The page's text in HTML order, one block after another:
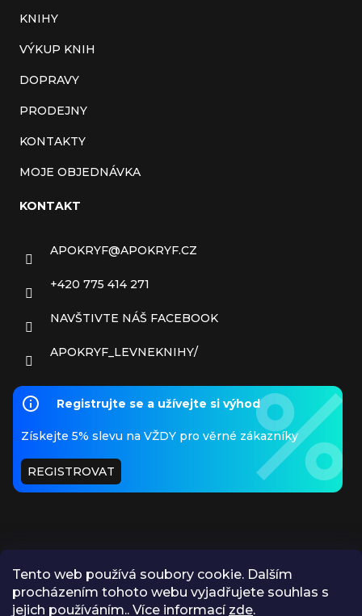
Tento web používá soubory cookie. Dalším
procházením tohoto webu vyjadřujete souhlas s
jejich používáním.. Více informací zde.
KNIHY
VÝKUP KNIH
DOPRAVY
PRODEJNY
KONTAKTY
MOJE OBJEDNÁVKA
KONTAKT
APOKRYF@APOKRYF.CZ
+420 775 414 271
NAVŠTIVTE NÁŠ FACEBOOK
APOKRYF_LEVNEKNIHY/
Registrujte se a užívejte si výhod
Získejte 5% slevu na VŽDY pro věrné zákazníky
REGISTROVAT
PŘIJÍMÁME ONLINE PLATBY